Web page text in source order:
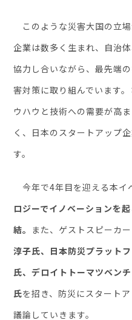
このような災害大国の立
企業は数多く生まれ、自治
協力し合いながら、最先端
害対策に取り組んでいます
ウハウと技術への需要が高
く、日本のスタートアップ
す。
今年で4年目を迎える本イ
ロジーでイノベーションを
結。 また、ゲストスピーカ
淳子氏、日本防災プラット
氏、デロイトトーマツベン
氏を招き、防災にスタート
議論していきます。